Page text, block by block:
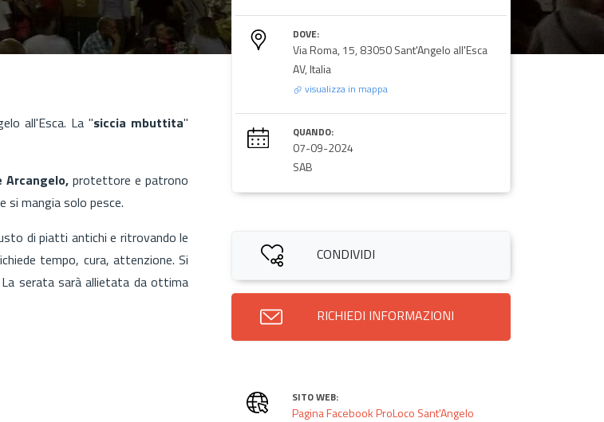
all'Esca. La "siccia mbuttita"
Arcangelo, protettore e patrono
si mangia solo pesce.
di piatti antichi e ritrovando le
tempo, cura, attenzione. Si
La serata sarà allietata da ottima
DOVE:
Via Roma, 15, 83050 Sant'Angelo all'Esca
AV, Italia
visualizza in mappa
QUANDO:
07-09-2024
SAB
CONDIVIDI
RICHIEDI INFORMAZIONI
SITO WEB:
Pagina Facebook ProLoco Sant'Angelo